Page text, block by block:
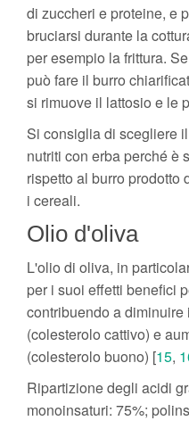
di zuccheri e proteine, e
bruciarsi durante la
per esempio la frittura.
può fare il burro
si rimuove il lattosio e le
Si consiglia di scegliere
nutriti con erba perché è
rispetto al burro prodotto
i cereali.
Olio d'oliva
L'olio di oliva, in
per i suoi effetti benefici
contribuendo a
(colesterolo cattivo) e
(colesterolo buono) [15,
Ripartizione degli acidi
monoinsaturi: 75%;